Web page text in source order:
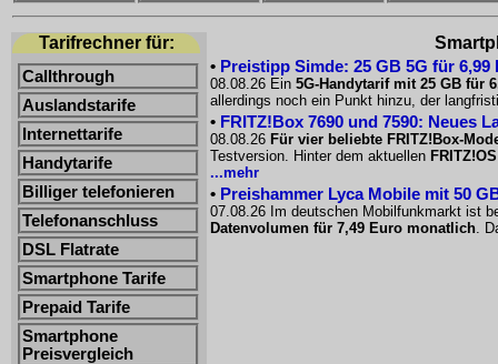
Tarifrechner für:
Callthrough
Auslandstarife
Internettarife
Handytarife
Billiger telefonieren
Telefonanschluss
DSL Flatrate
Smartphone Tarife
Prepaid Tarife
Smartphone
Preisvergleich
• Preistipp Simde: 25 GB 5G für
08.08.26 Ein 5G-Handytarif mit 25 GB für
allerdings noch ein Punkt hinzu, der
• FRITZ!Box 7690 und 7590: Neues
08.08.26 Für vier beliebte FRITZ!Box-
Testversion. Hinter dem aktuellen
...mehr
• Preishammer Lyca Mobile mit 50
07.08.26 Im deutschen Mobilfunkmarkt ist
Datenvolumen für 7,49 Euro monatlich.